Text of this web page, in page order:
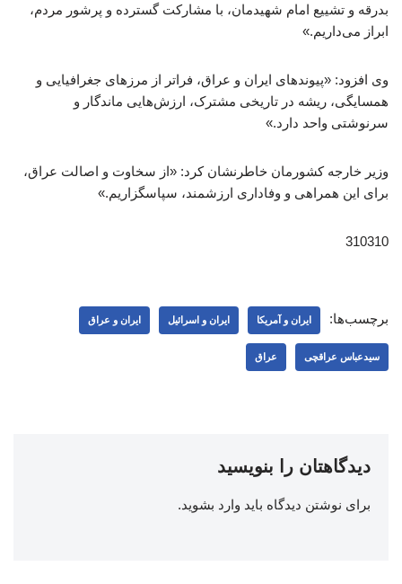
بدرقه و تشییع امام شهیدمان، با مشارکت گسترده و پرشور مردم،
ابراز می‌داریم.»
وی افزود: «پیوندهای ایران و عراق، فراتر از مرزهای جغرافیایی و
همسایگی، ریشه در تاریخی مشترک، ارزش‌هایی ماندگار و
سرنوشتی واحد دارد.»
وزیر خارجه کشورمان خاطرنشان کرد: «از سخاوت و اصالت عراق،
برای این همراهی و وفاداری ارزشمند، سپاسگزاریم.»
310310
برچسب‌ها: ایران و آمریکا ایران و اسرائیل ایران و عراق
سیدعباس عراقچی عراق
دیدگاهتان را بنویسید
برای نوشتن دیدگاه باید وارد بشوید.